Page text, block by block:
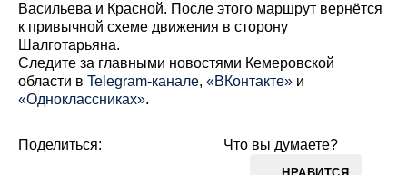
Васильева и Красной. После этого маршрут вернётся
к привычной схеме движения в сторону
Шалготарьяна.
Cледите за главными новостями Кемеровской
области в Telegram-канале, «ВКонтакте» и
«Одноклассниках».
Что вы думаете?
Поделиться: